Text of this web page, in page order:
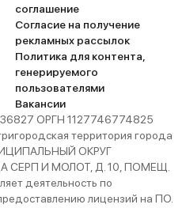
не
и без
машина
все-таки
хочу
и
обзора.
все
выручают
камера, с
хорошее.
USB,
соглашение
Согласие на получение
рекламных рассылок
Политика для контента,
генерируемого
пользователями
Вакансии
ОРГН 1127746774825
территория города
ОКРУГ
СЕРП И МОЛОТ, Д. 10, ПОМЕЩ.
деятельность по
лицензий на ПО.